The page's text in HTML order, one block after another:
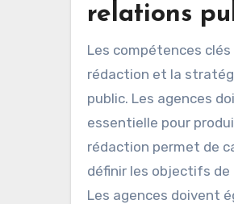
relations
Les compétences
rédaction et la
public. Les agences
essentielle pour
rédaction permet de
définir les objectifs de
Les agences doivent